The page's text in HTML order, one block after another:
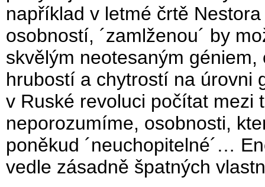
například v letmé črtě
osobností, ´zamlženou´ by
skvělým neotesaným
hrubostí a chytrostí na
v Ruské revoluci počítat mezi
neporozumíme, osobnosti,
poněkud ´neuchopitelné´…
vedle zásadně špatných